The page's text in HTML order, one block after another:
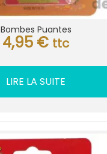
Bombes Puantes
4,95 € ttc
LIRE LA SUITE